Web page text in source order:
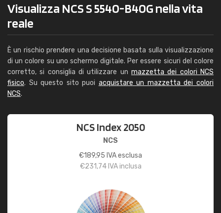
Visualizza NCS S 5540-B40G nella vita
reale
È un rischio prendere una decisione basata sulla visualizzazione
di un colore su uno schermo digitale. Per essere sicuri del colore
corretto, si consiglia di utilizzare un mazzetta dei colori NCS
fisico. Su questo sito puoi acquistare un mazzetta dei colori
NCS.
NCS Index 2050
NCS
€189,95 IVA esclusa
€231,74IVA inclusa